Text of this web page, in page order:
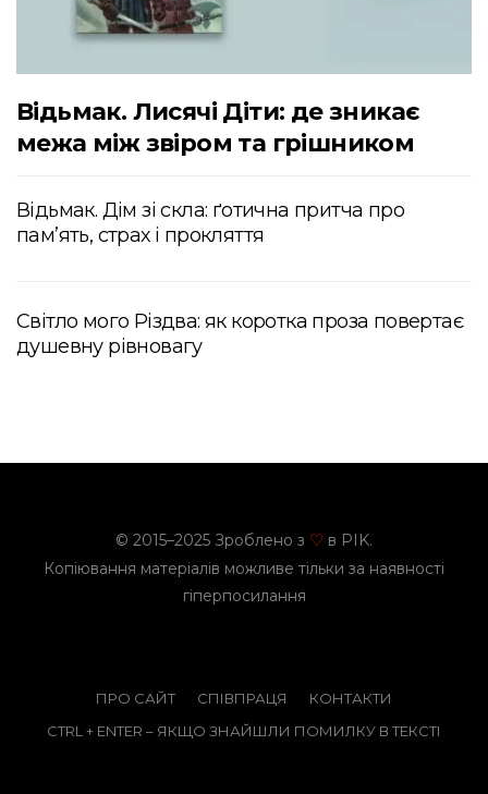
Відьмак. Лисячі Діти: де зникає
межа між звіром та грішником
Відьмак. Дім зі скла: ґотична притча про
пам’ять, страх і прокляття
Світло мого Різдва: як коротка проза повертає
душевну рівновагу
© 2015–2025 Зроблено з ♡ в PIK.
Копіювання матеріалів можливе тільки за наявності
гіперпосилання
ПРО САЙТ СПІВПРАЦЯ
КОНТАКТИ
CTRL + ENTER – ЯКЩО ЗНАЙШЛИ ПОМИЛКУ В ТЕКСТІ